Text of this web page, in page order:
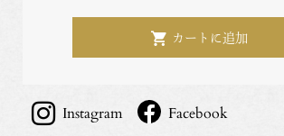
Instagram Facebook